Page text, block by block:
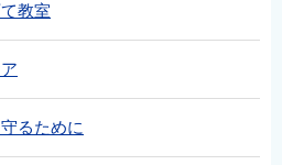
教室
るために